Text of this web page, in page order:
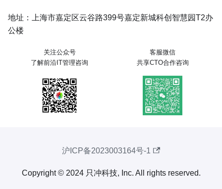
地址：上海市嘉定区云谷路399号嘉定新城科创智慧园T2办
公楼
关注公众号
了解前沿IT管理咨询
客服微信
共享CTO合作咨询
沪ICP备2023003164号-1
Copyright © 2024 只冲科技, Inc. All rights reserved.